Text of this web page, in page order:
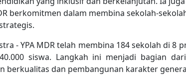
berkomitmen dalam membina sekolah-
- YPA MDR telah membina 184 sekolah di 8
siswa. Langkah ini menjadi bagian
berkualitas dan pembangunan karakter